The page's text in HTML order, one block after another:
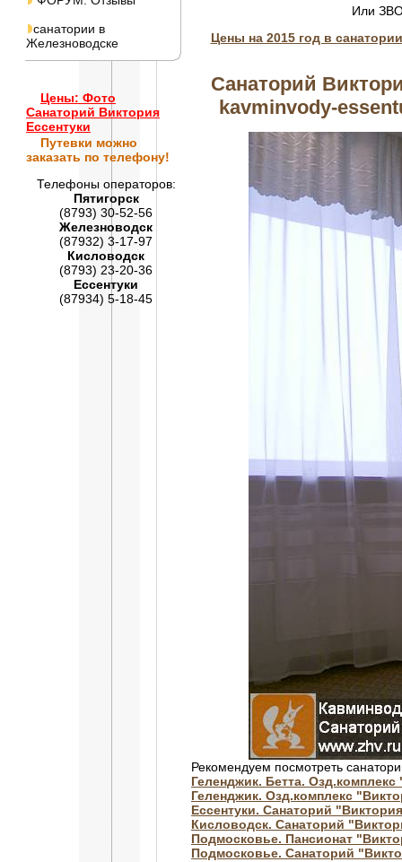
санатории в
Железноводске
Цены: Фото
Санаторий Виктория
Ессентуки
Путевки можно
заказать по телефону!
Телефоны операторов:
Пятигорск
(8793) 30-52-56
Железноводск
(87932) 3-17-97
Кисловодск
(8793) 23-20-36
Ессентуки
(87934) 5-18-45
Или
Цены на 2015 год в
Санаторий
kavminvody-
Рекомендуем посмотреть
Геленджик. Бетта.
Геленджик. Озд.комплекс
Ессентуки. Санаторий
Кисловодск. Санаторий
Подмосковье. Пансионат
Подмосковье. Санаторий